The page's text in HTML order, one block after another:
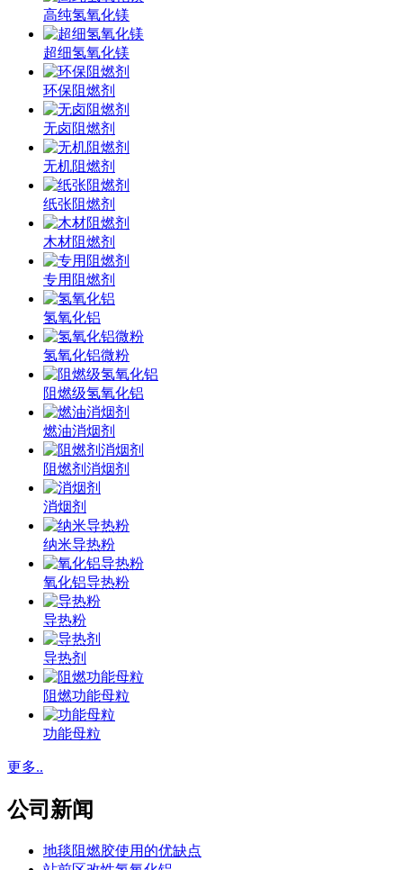
高纯氢氧化镁
超细氢氧化镁
环保阻燃剂
无卤阻燃剂
无机阻燃剂
纸张阻燃剂
木材阻燃剂
专用阻燃剂
氢氧化铝
氢氧化铝微粉
阻燃级氢氧化铝
燃油消烟剂
阻燃剂消烟剂
消烟剂
纳米导热粉
氧化铝导热粉
导热粉
导热剂
阻燃功能母粒
功能母粒
更多..
公司新闻
地毯阻燃胶使用的优缺点